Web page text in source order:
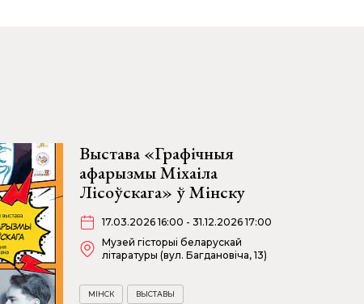
Выстава «Графічныя
афарызмы Міхаіла
Лісоўскага» ў Мінску
17.03.2026 16:00 - 31.12.2026 17:00
Музей гісторыі беларускай
літаратуры (вул. Багдановіча, 13)
МІНСК ВЫСТАВЫ